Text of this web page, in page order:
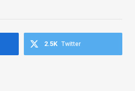
Twitter
2.5K